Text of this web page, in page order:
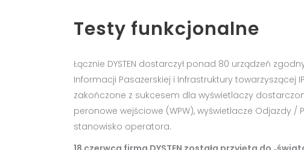
Testy funkcjonalne
Łącznie DYSTEN dostarczył ponad 80 urządzeń
Informacji Pasażerskiej i Infrastruktury towarzyszącej
zakończone z sukcesem dla wyświetlaczy
peronowe wejściowe (WPW), wyświetlacze Odjazdy /
stanowisko operatora.